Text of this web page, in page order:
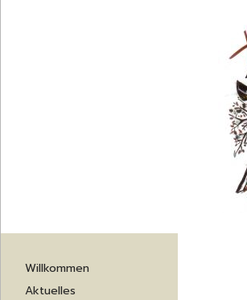
Navigation
überspringen
Willkommen
Aktuelles